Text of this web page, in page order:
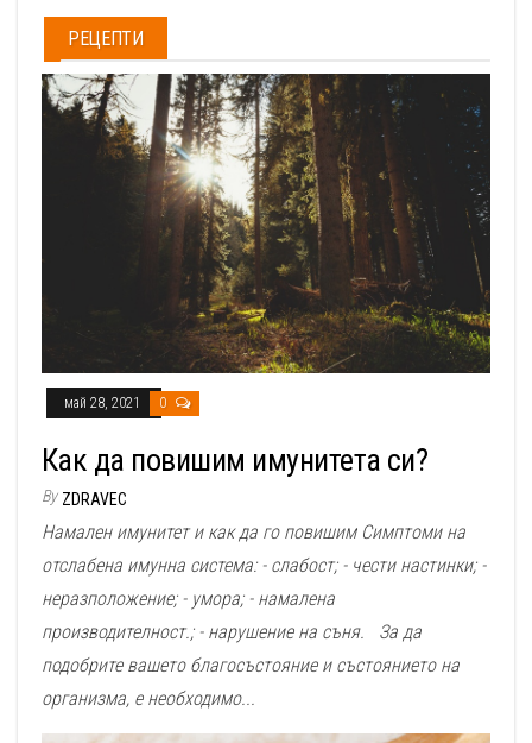
РЕЦЕПТИ
май 28, 2021 0
Как да повишим имунитета си?
By ZDRAVEC
Намален имунитет и как да го повишим Симптоми на
отслабена имунна система: - слабост; - чести настинки; -
неразположение; - умора; - намалена
производителност.; - нарушение на съня. За да
подобрите вашето благосъстояние и състоянието на
организма, е необходимо...